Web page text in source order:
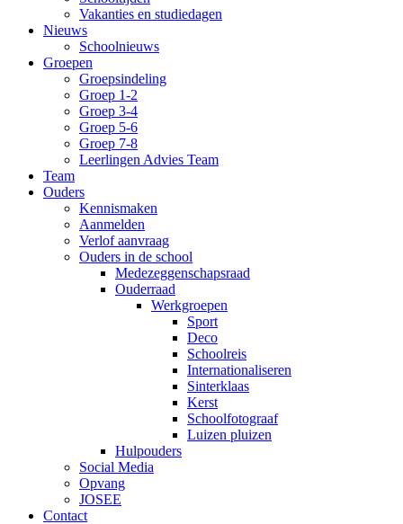
Vakanties en studiedagen
Nieuws
Schoolnieuws
Groepen
Groepsindeling
Groep 1-2
Groep 3-4
Groep 5-6
Groep 7-8
Leerlingen Advies Team
Team
Ouders
Kennismaken
Aanmelden
Verlof aanvraag
Ouders in de school
Medezeggenschapsraad
Ouderraad
Werkgroepen
Sport
Deco
Schoolreis
Internationaliseren
Sinterklaas
Kerst
Schoolfotograaf
Luizen pluizen
Hulpouders
Social Media
Opvang
JOSEE
Contact